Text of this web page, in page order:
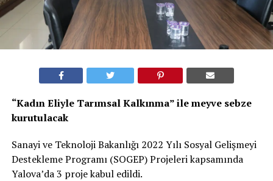
“Kadın Eliyle Tarımsal Kalkınma” ile meyve sebze
kurutulacak
Sanayi ve Teknoloji Bakanlığı 2022 Yılı Sosyal Gelişmeyi
Destekleme Programı (SOGEP) Projeleri kapsamında
Yalova’da 3 proje kabul edildi.